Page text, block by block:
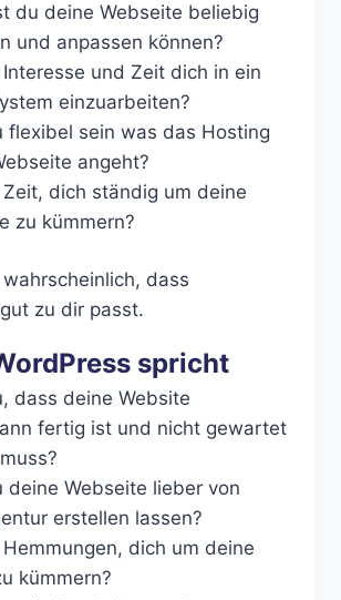
du deine Webseite beliebig
und anpassen können?
und Zeit dich in ein
einzuarbeiten?
flexibel sein was das Hosting
angeht?
dich ständig um deine
zu kümmern?
dass
zu dir passt.
spricht
dass deine Website
fertig ist und nicht gewartet
deine Webseite lieber von
erstellen lassen?
dich um deine
kümmern?